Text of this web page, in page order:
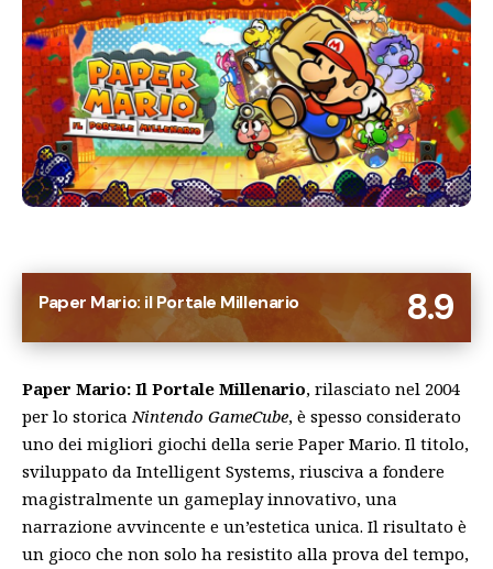
8.9
Paper Mario: il Portale Millenario
Paper Mario: Il Portale Millenario, rilasciato nel 2004
per lo storicaNintendo GameCube, è spesso considerato
uno dei migliori giochi della serie Paper Mario. Il titolo,
sviluppato da Intelligent Systems, riusciva a fondere
magistralmente un gameplay innovativo, una
narrazione avvincente e un’estetica unica. Il risultato è
un gioco che non solo ha resistito alla prova del tempo,